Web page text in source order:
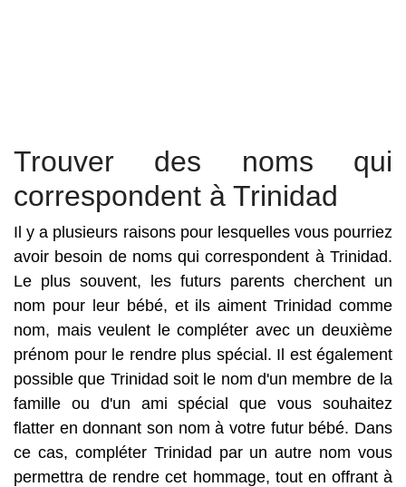
Trouver des noms qui
correspondent à Trinidad
Il y a plusieurs raisons pour lesquelles vous pourriez
avoir besoin de noms qui correspondent à Trinidad.
Le plus souvent, les futurs parents cherchent un
nom pour leur bébé, et ils aiment Trinidad comme
nom, mais veulent le compléter avec un deuxième
prénom pour le rendre plus spécial. Il est également
possible que Trinidad soit le nom d'un membre de la
famille ou d'un ami spécial que vous souhaitez
flatter en donnant son nom à votre futur bébé. Dans
ce cas, compléter Trinidad par un autre nom vous
permettra de rendre cet hommage, tout en offrant à